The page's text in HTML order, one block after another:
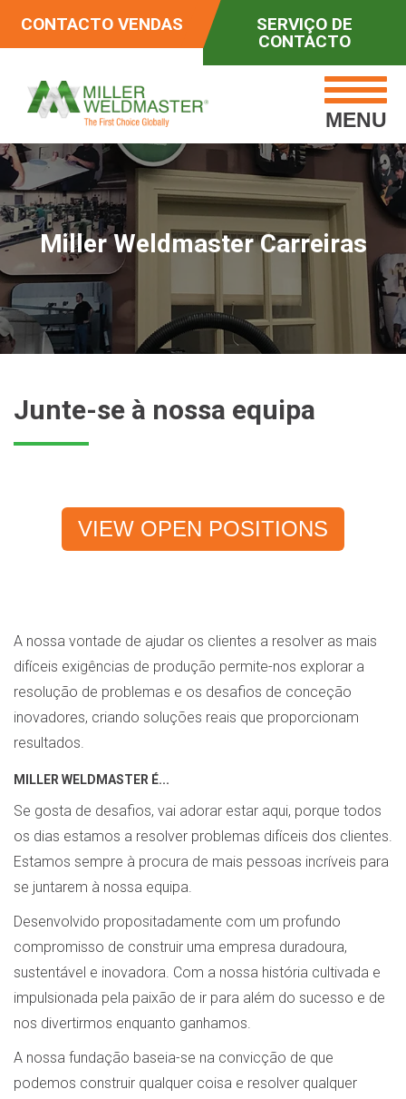
CONTACTO VENDAS
SERVIÇO DE
CONTACTO
MENU
Miller Weldmaster Carreiras
Junte-se à nossa equipa
VIEW OPEN POSITIONS
A nossa vontade de ajudar os clientes a resolver as mais
difíceis exigências de produção permite-nos explorar a
resolução de problemas e os desafios de conceção
inovadores, criando soluções reais que proporcionam
resultados.
MILLER WELDMASTER É...
Se gosta de desafios, vai adorar estar aqui, porque todos
os dias estamos a resolver problemas difíceis dos clientes.
Estamos sempre à procura de mais pessoas incríveis para
se juntarem à nossa equipa.
Desenvolvido propositadamente com um profundo
compromisso de construir uma empresa duradoura,
sustentável e inovadora. Com a nossa história cultivada e
impulsionada pela paixão de ir para além do sucesso e de
nos divertirmos enquanto ganhamos.
A nossa fundação baseia-se na convicção de que
podemos construir qualquer coisa e resolver qualquer